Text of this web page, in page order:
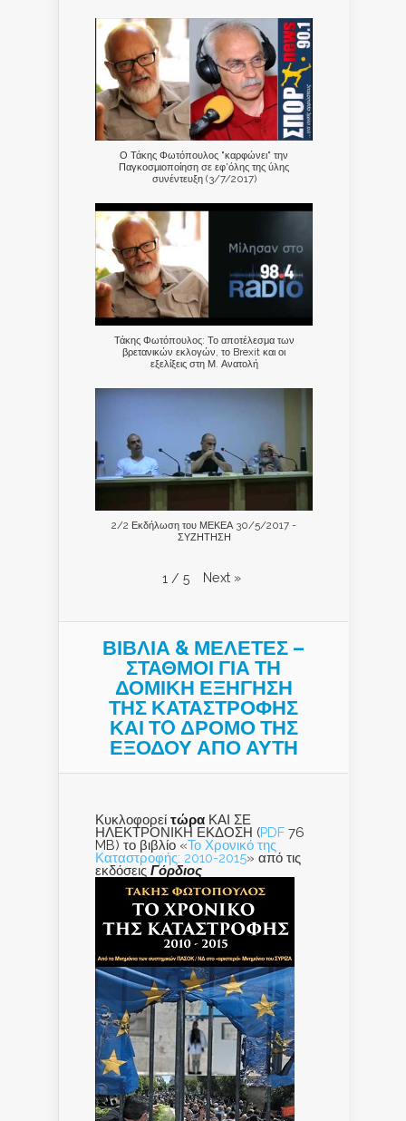
Ο Τάκης Φωτόπουλος "καρφώνει" την
Παγκοσμιοποίηση σε εφ'όλης της ύλης
συνέντευξη (3/7/2017)
Τάκης Φωτόπουλος: Το αποτέλεσμα των
βρετανικών εκλογών, το Brexit και οι
εξελίξεις στη Μ. Ανατολή
2/2 Εκδήλωση του ΜΕΚΕΑ 30/5/2017 -
ΣΥΖΗΤΗΣΗ
1 / 5 Next »
ΒΙΒΛΙΑ & ΜΕΛΕΤΕΣ –
ΣΤΑΘΜΟΙ ΓΙΑ ΤΗ
ΔΟΜΙΚΗ ΕΞΗΓΗΣΗ
ΤΗΣ ΚΑΤΑΣΤΡΟΦΗΣ
ΚΑΙ ΤO ΔΡΟΜΟ ΤΗΣ
ΕΞΟΔΟΥ ΑΠΟ ΑΥΤΗ
Κυκλοφορεί τώρα ΚΑΙ ΣΕ
ΗΛΕΚΤΡΟΝΙΚΗ ΕΚΔΟΣΗ (PDF 76
MB) το βιβλίο «Το Χρονικό της
Καταστροφής: 2010-2015» από τις
εκδόσεις Γόρδιος